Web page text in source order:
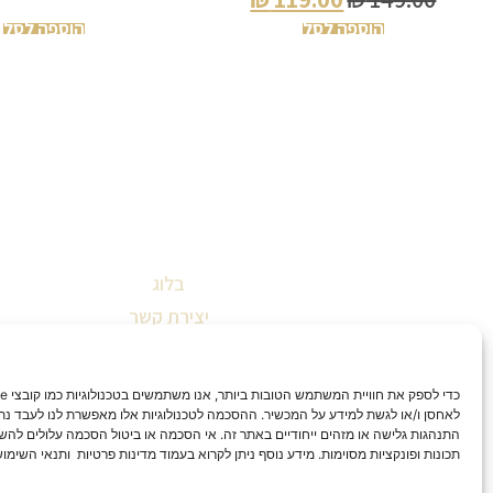
לאחסן ו/או לגשת למידע על המכשיר. ההסכמה לטכנולוגיות אלו מאפשרת לנו לעבד
התנהגות גלישה או מזהים ייחודיים באתר זה. אי הסכמה או ביטול הסכמה עלולים
תכונות ופונקציות מסוימות. מידע נוסף ניתן לקרוא בעמוד מדינות פרטיות ותנאי
הוספה לסל הוספה לסל
בלוג
יצירת קשר
הצהרת נגישות
מדיניות החזרות וביטולים